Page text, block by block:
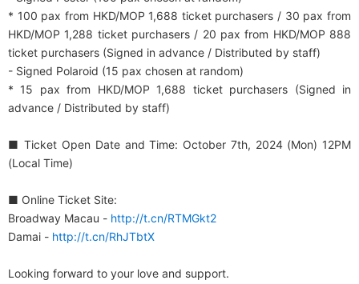
* 100 pax from HKD/MOP 1,688 ticket purchasers / 30 pax from
HKD/MOP 1,288 ticket purchasers / 20 pax from HKD/MOP 888
ticket purchasers (Signed in advance / Distributed by staff)
- Signed Polaroid (15 pax chosen at random)
* 15 pax from HKD/MOP 1,688 ticket purchasers (Signed in
advance / Distributed by staff)
■ Ticket Open Date and Time: October 7th, 2024 (Mon) 12PM
(Local Time)
■ Online Ticket Site:
Broadway Macau - http://t.cn/RTMGkt2
Damai - http://t.cn/RhJTbtX
Looking forward to your love and support.